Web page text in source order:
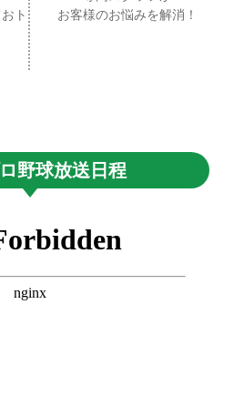
ト
お客様のお悩みを解消！
野球放送日程